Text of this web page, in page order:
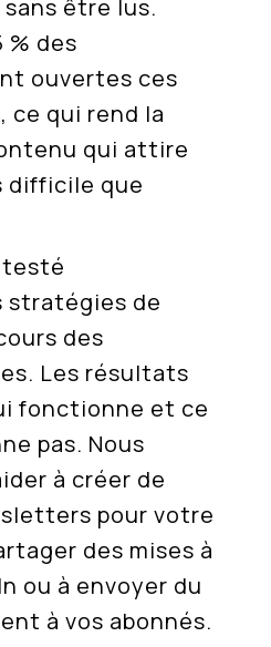
être lus.
% des
ouvertes ces
ce qui rend la
qui attire
difficile que
testé
stratégies de
des
Les résultats
fonctionne et ce
pas. Nous
à créer de
pour votre
des mises à
ou à envoyer du
à vos abonnés.